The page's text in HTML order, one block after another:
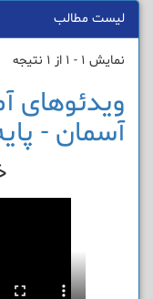
لیست مطالب
نمایش 1 - 1 از 1 نتیجه
ویدئوهای
آسمان -